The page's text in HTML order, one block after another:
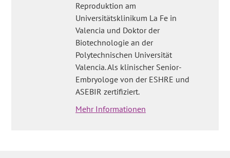
Reproduktion am
Universitätsklinikum La Fe in
Valencia und Doktor der
Biotechnologie an der
Polytechnischen Universität
Valencia. Als klinischer Senior-
Embryologe von der ESHRE und
ASEBIR zertifiziert.
Mehr Informationen